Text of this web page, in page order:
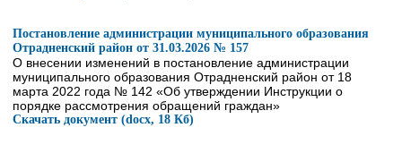
Постановление администрации муниципального образования
Отрадненский район от 31.03.2026 № 157
О внесении изменений в постановление администрации
муниципального образования Отрадненский район от 18
марта 2022 года № 142 «Об утверждении Инструкции о
порядке рассмотрения обращений граждан»
Скачать документ (docx, 18 Кб)